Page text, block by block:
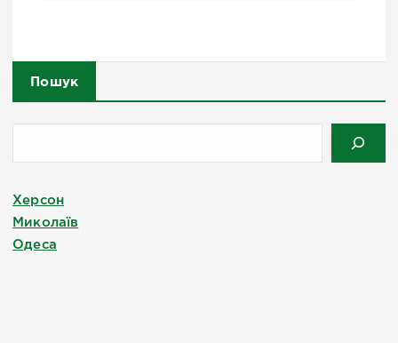
Пошук
Херсон
Миколаїв
Одеса